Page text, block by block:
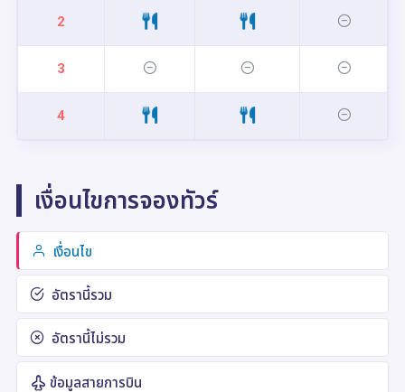
2
3
4
เงื่อนไขการจองทัวร์
เงื่อนไข
อัตรานี้รวม
อัตรานี้ไม่รวม
ข้อมูลสายการบิน